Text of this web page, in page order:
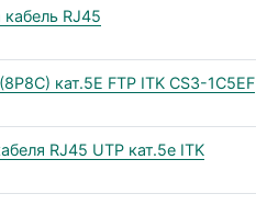
RJ45
кат.5E FTP ITK CS3-1C5EF
RJ45 UTP кат.5е ITK